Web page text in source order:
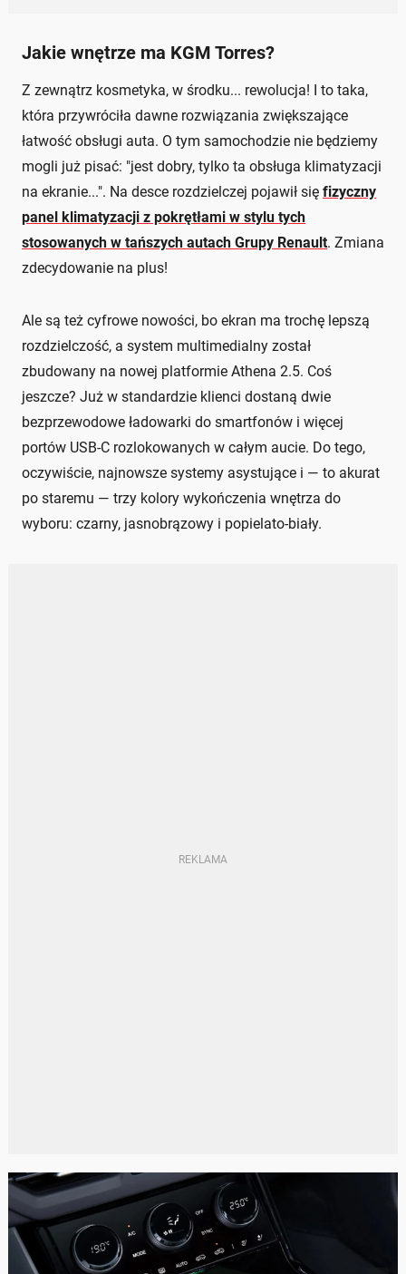
Jakie wnętrze ma KGM Torres?
Z zewnątrz kosmetyka, w środku... rewolucja! I to taka,
która przywróciła dawne rozwiązania zwiększające
łatwość obsługi auta. O tym samochodzie nie będziemy
mogli już pisać: "jest dobry, tylko ta obsługa klimatyzacji
na ekranie...". Na desce rozdzielczej pojawił się fizyczny
panel klimatyzacji z pokrętłami w stylu tych
stosowanych w tańszych autach Grupy Renault. Zmiana
zdecydowanie na plus!
Ale są też cyfrowe nowości, bo ekran ma trochę lepszą
rozdzielczość, a system multimedialny został
zbudowany na nowej platformie Athena 2.5. Coś
jeszcze? Już w standardzie klienci dostaną dwie
bezprzewodowe ładowarki do smartfonów i więcej
portów USB-C rozlokowanych w całym aucie. Do tego,
oczywiście, najnowsze systemy asystujące i — to akurat
po staremu — trzy kolory wykończenia wnętrza do
wyboru: czarny, jasnobrązowy i popielato-biały.